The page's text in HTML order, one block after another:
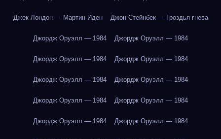
Джек Лондон — Мартин Иден Джон Стейнбек — Гроздья гнева
Джордж Оруэлл — 1984 Джордж Оруэлл — 1984
Джордж Оруэлл — 1984 Джордж Оруэлл — 1984
Джордж Оруэлл — 1984 Джордж Оруэлл — 1984
Джордж Оруэлл — 1984 Джордж Оруэлл — 1984
Джордж Оруэлл — 1984 Джордж Оруэлл — 1984